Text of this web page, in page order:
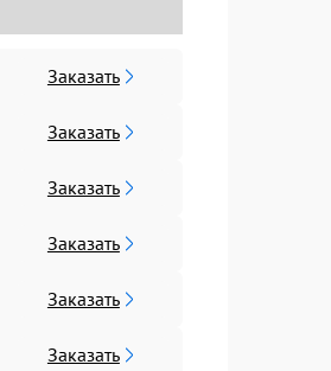
Заказать
Заказать
Заказать
Заказать
Заказать
Заказать